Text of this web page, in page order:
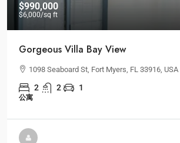
$990,000
$6,000/sq ft
Gorgeous Villa Bay View
1098 Seaboard St, Fort Myers, FL 33916, USA
2 2 1
公寓